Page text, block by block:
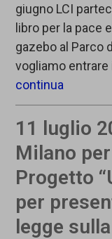
giugno LCI
libro per la pace
gazebo al Parco
vogliamo
continua
11 luglio
Milano
Progetto
per
legge